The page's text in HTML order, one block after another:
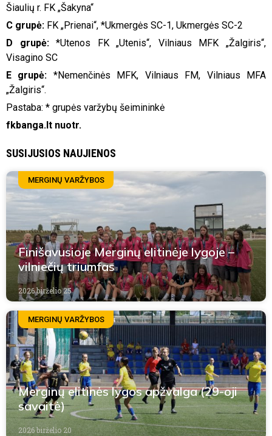
Šiaulių r. FK „Šakyna“
C grupė: FK „Prienai“, *Ukmergės SC-1, Ukmergės SC-2
D grupė:*Utenos FK „Utenis“, Vilniaus MFK „Žalgiris“,
Visagino SC
E grupė: *Nemenčinės MFK, Vilniaus FM, Vilniaus MFA
„Žalgiris“.
Pastaba: * grupės varžybų šeimininkė
fkbanga.lt nuotr.
SUSIJUSIOS NAUJIENOS
MERGINŲ VARŽYBOS
Finišavusioje Merginų elitinėje lygoje –
vilniečių triumfas
2026 birželio 25
MERGINŲ VARŽYBOS
Merginų elitinės lygos apžvalga (29-oji
savaitė)
2026 birželio 20